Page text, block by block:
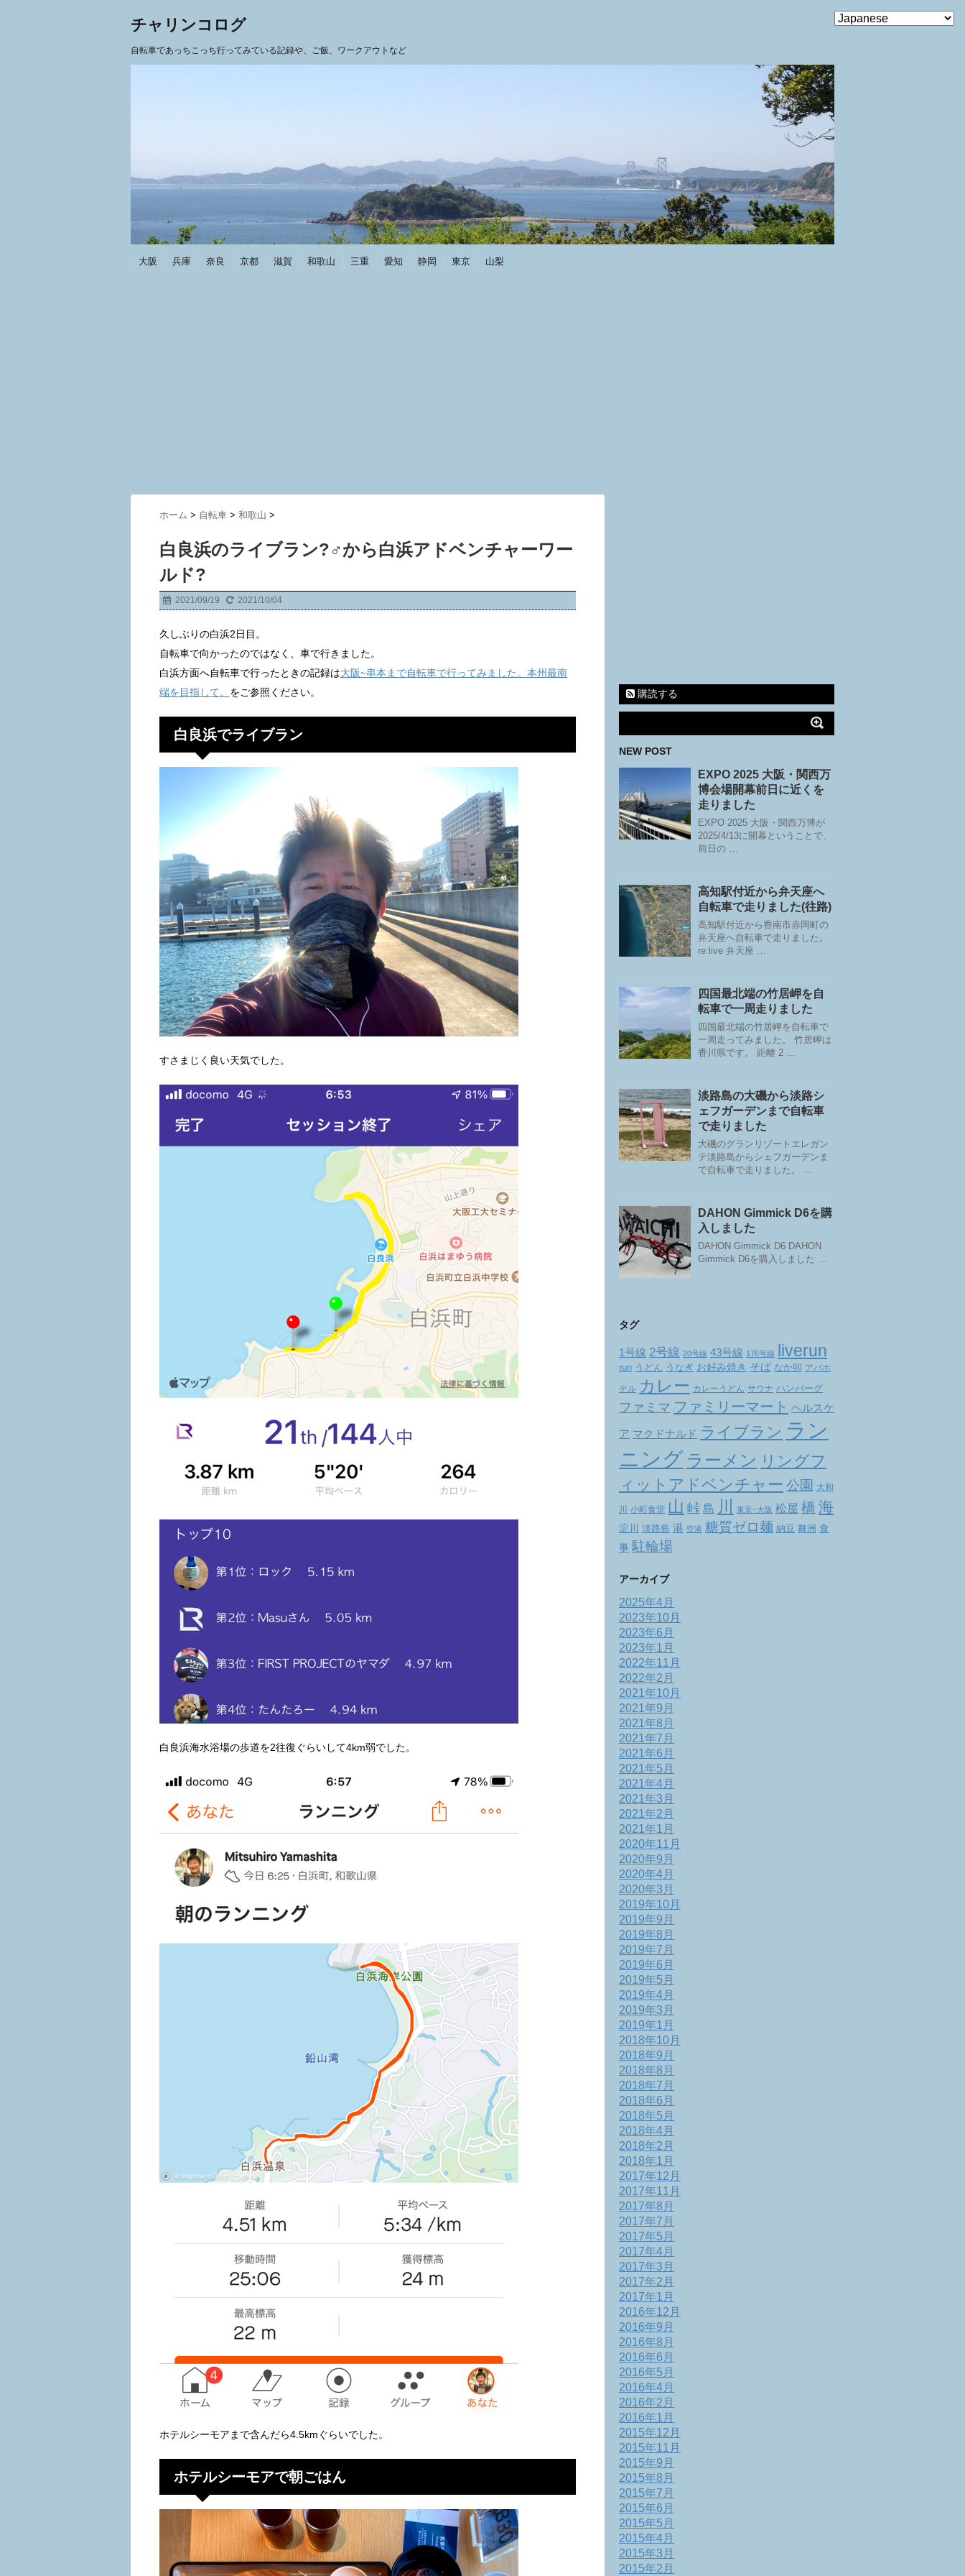
チャリンコログ
自転車であっちこっち行ってみている記録や、ご飯、ワークアウトなど
大阪 兵庫 奈良 京都 滋賀 和歌山 三重 愛知 静岡 東京 山梨
ホーム > 自転車 > 和歌山 >
白良浜のライブラン?‍♂️から白浜アドベンチャーワー
ルド?
2021/09/19 2021/10/04
久しぶりの白浜2日目。
自転車で向かったのではなく、車で行きました。
白浜方面へ自転車で行ったときの記録は大阪~串本まで自転車で行ってみました。本州最南
端を目指して。 をご参照ください。
白良浜でライブラン
すさまじく良い天気でした。
白良浜海水浴場の歩道を2往復ぐらいして4km弱でした。
ホテルシーモアまで含んだら4.5kmぐらいでした。
ホテルシーモアで朝ごはん
購読する
NEW POST
EXPO 2025 大阪・関西万
博会場開幕前日に近くを
走りました
EXPO 2025 大阪・関西万博が
2025/4/13に開幕ということで、
前日の …
高知駅付近から弁天座へ
自転車で走りました(往路)
高知駅付近から香南市赤岡町の
弁天座へ自転車で走りました。
re:live 弁天座 …
四国最北端の竹居岬を自
転車で一周走りました
四国最北端の竹居岬を自転車で
一周走ってみました。 竹居岬は
香川県です。 距離 2 …
淡路島の大磯から淡路シ
ェフガーデンまで自転車
で走りました
大磯のグランリゾートエレガン
テ淡路島からシェフガーデンま
で自転車で走りました。 …
DAHON Gimmick D6を購
入しました
DAHON Gimmick D6 DAHON
Gimmick D6を購入しました …
タグ
1号線 2号線 20号線 43号線 176号線 liverun
run うどん うなぎ お好み焼き そば なか卯 アパホ
テル カレー カレーうどん サウナ ハンバーグ
ファミマ ファミリーマート ヘルスケ
ア マクドナルド ライブラン ラン
ニング ラーメン リングフ
ィットアドベンチャー 公園 大和
川 小町食堂 山 峠 島 川 東京~大阪 松屋 橋 海
淀川 淡路島 港 空港 糖質ゼロ麺 納豆 舞洲 食
事 駐輪場
アーカイブ
2025年4月
2023年10月
2023年6月
2023年1月
2022年11月
2022年2月
2021年10月
2021年9月
2021年8月
2021年7月
2021年6月
2021年5月
2021年4月
2021年3月
2021年2月
2021年1月
2020年11月
2020年9月
2020年4月
2020年3月
2019年10月
2019年9月
2019年8月
2019年7月
2019年6月
2019年5月
2019年4月
2019年3月
2019年1月
2018年10月
2018年9月
2018年8月
2018年7月
2018年6月
2018年5月
2018年4月
2018年2月
2018年1月
2017年12月
2017年11月
2017年8月
2017年7月
2017年5月
2017年4月
2017年3月
2017年2月
2017年1月
2016年12月
2016年9月
2016年8月
2016年6月
2016年5月
2016年4月
2016年2月
2016年1月
2015年12月
2015年11月
2015年9月
2015年8月
2015年7月
2015年6月
2015年5月
2015年4月
2015年3月
2015年2月